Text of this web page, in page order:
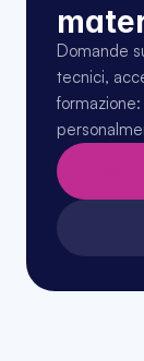
Domande
tecnici,